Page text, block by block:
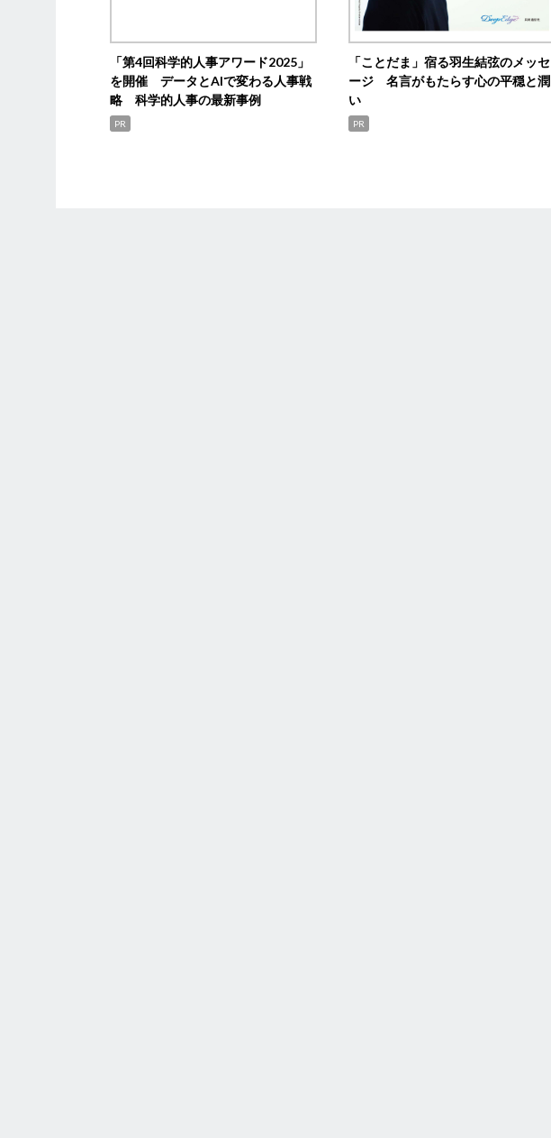
「第4回科学的人事アワード2025」
を開催 データとAIで変わる人事戦
略 科学的人事の最新事例
PR
「ことだま」宿る羽生結弦のメッセ
ージ 名言がもたらす心の平穏と潤
い
PR